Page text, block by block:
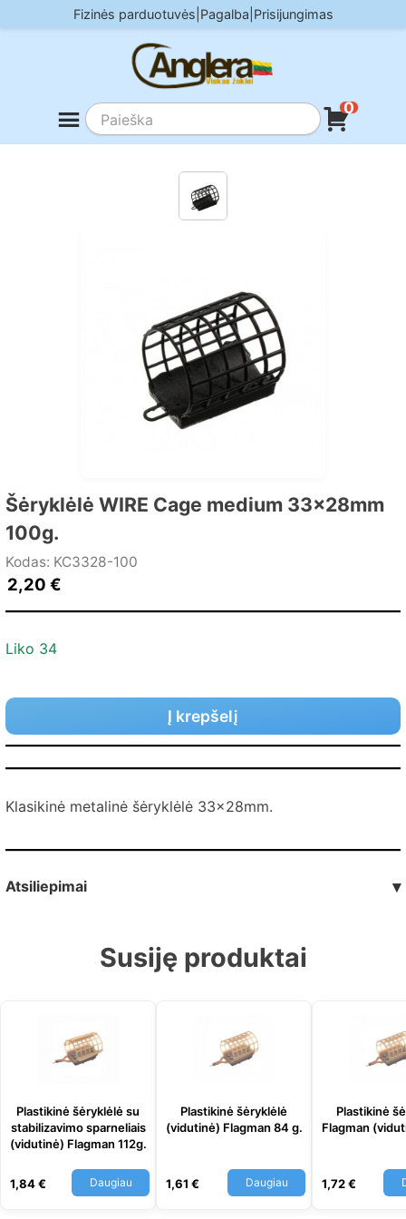
to
Fizinės parduotuvės Pagalba Prisijungimas
0
Šėryklėlė WIRE Cage medium 33x28mm
100g.
Kodas: KC3328-100
2,20 €
Liko 34
Į krepšelį
Klasikinė metalinė šėryklėlė 33x28mm.
Atsiliepimai ▾
Susiję produktai
Plastikinė šėryklėlė su
stabilizavimo sparneliais
(vidutinė) Flagman 112g.
1,84€ Daugiau
Plastikinė šėryklėlė
(vidutinė) Flagman 84 g.
1,61 € Daugiau
Plastikinė
Flagman
1,72€